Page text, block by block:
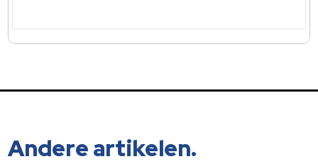
Andere artikelen.